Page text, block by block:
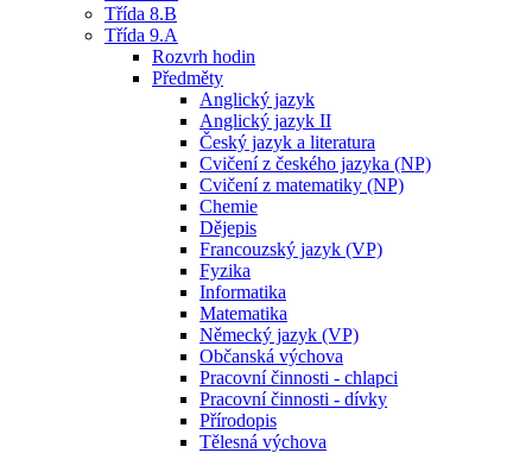
Třída 8.B
Třída 9.A
Rozvrh hodin
Předměty
Anglický jazyk
Anglický jazyk II
Český jazyk a literatura
Cvičení z českého jazyka (NP)
Cvičení z matematiky (NP)
Chemie
Dějepis
Francouzský jazyk (VP)
Fyzika
Informatika
Matematika
Německý jazyk (VP)
Občanská výchova
Pracovní činnosti - chlapci
Pracovní činnosti - dívky
Přírodopis
Tělesná výchova